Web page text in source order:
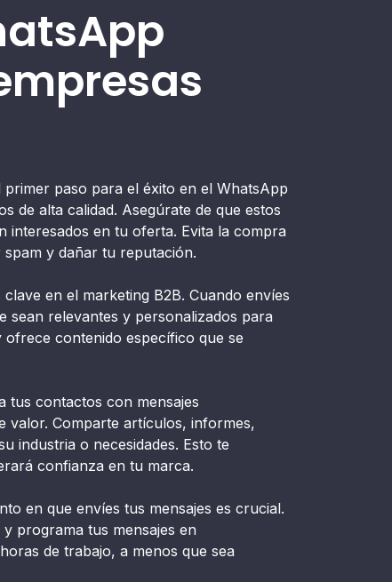
primer paso para el éxito en el WhatsApp
de alta calidad. Asegúrate de que estos
interesados en tu oferta. Evita la compra
y dañar tu reputación.
en el marketing B2B. Cuando envíes
sean relevantes y personalizados para
contenido específico que se
tus contactos con mensajes
valor. Comparte artículos, informes,
industria o necesidades. Esto te
confianza en tu marca.
en que envíes tus mensajes es crucial.
programa tus mensajes en
de trabajo, a menos que sea